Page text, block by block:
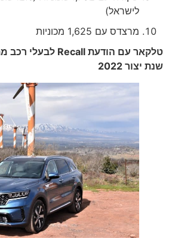
לישראל)
מרצדס עם 1,625 מכוניות
טלקאר עם הודעתRecallלבעלי רכב
שנת יצור 2022